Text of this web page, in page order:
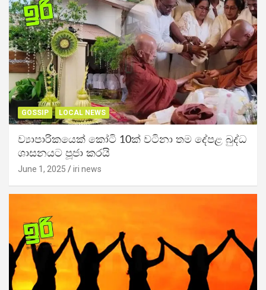
GOSSIP LOCAL NEWS
ව්‍යාපාරිකයෙක් කෝටි 10ක් වටිනා තම දේපළ බුද්ධ
ශාසනයට පූජා කරයි
June 1, 2025 iri news